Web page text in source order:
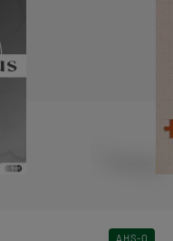
AHS-O